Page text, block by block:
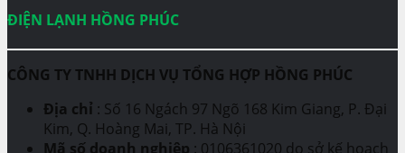
ĐIỆN LẠNH HỒNG PHÚC
CÔNG TY TNHH DỊCH VỤ TỔNG HỢP HỒNG PHÚC
Địa chỉ : Số 16 Ngách 97 Ngõ 168 Kim Giang, P. Đại
Kim, Q. Hoàng Mai, TP. Hà Nội
Mã số doanh nghiệp : 0106361020 do sở kế hoạch